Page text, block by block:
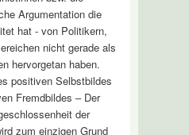
Argumentation die
hat - von Politikern,
nicht gerade als
hervorgetan haben.
positiven Selbstbildes
Fremdbildes – Der
der
zum einzigen Grund